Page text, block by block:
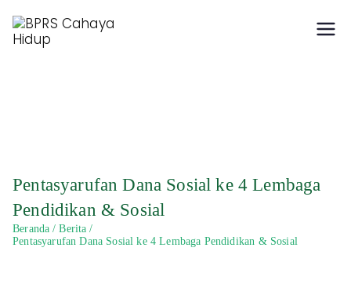
Pentasyarufan Dana Sosial ke 4 Lembaga
Pendidikan & Sosial
Beranda
Berita
Pentasyarufan Dana Sosial ke 4 Lembaga Pendidikan & Sosial